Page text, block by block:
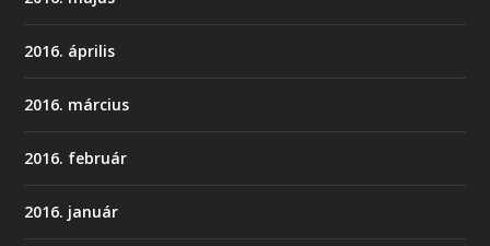
2016. április
2016. március
2016. február
2016. január